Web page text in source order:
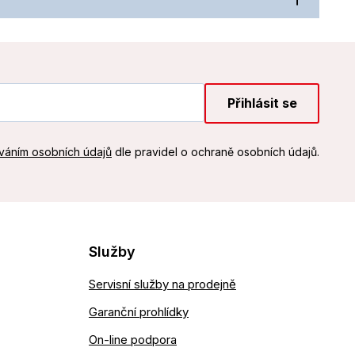
Přihlásit se
osobních údajůdle pravidel o ochraně osobních údajů.
Služby
Servisní služby na prodejně
Garanční prohlídky
On-line podpora